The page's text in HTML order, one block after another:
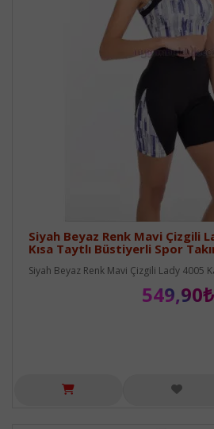
Siyah Beyaz Renk Mavi Çizgili
Kısa Taytlı Büstiyerli Spor
Siyah Beyaz Renk Mavi Çizgili Lady 4005
549,90₺